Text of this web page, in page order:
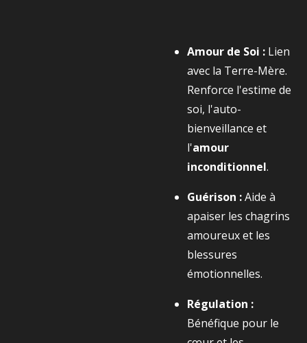
Amour de Soi : Lien
avec la Terre-Mère.
Renforce l'estime de
soi, l'auto-
bienveillance et
l'amour
inconditionnel.
Guérison :Aide à
apaiser les chagrins
amoureux et les
blessures
émotionnelles.
Régulation :
Bénéfique pour le